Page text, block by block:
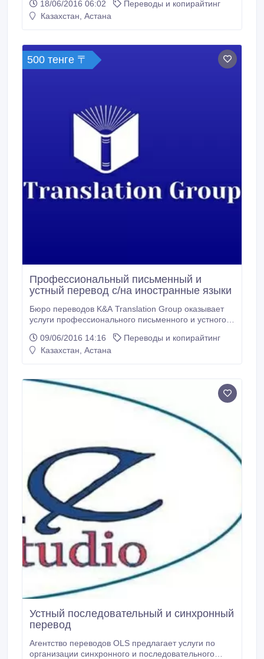
степенью качества и уровнем срочности
выполнения работ. Мы работаем с обширным
документация, технические
узкоспециализированные тексты, произведения
18/06/2016 06:02
Переводы и копирайтинг
Казахстан, Астана
500 тенге 〒
Профессиональный письменный и
устный перевод с/на иностранные языки
Бюро переводов K&A Translation Group оказывает
услуги профессионального письменного и устного
дополнительные услуги ( переводы сайтов/аудио/
видео материалы/заполнение анкет/проверка
грамотный перевод в различных направлениях и по
любой тематике.
09/06/2016 14:16
Переводы и копирайтинг
Казахстан, Астана
Устный последовательный и синхронный
перевод
Агентство переводов OLS предлагает услуги по
организации синхронного и последовательного